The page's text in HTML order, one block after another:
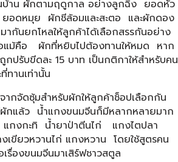
บ้าน ผักตามฤดูกาล อย่างลูกฉิ่ง ยอดหัว
ดหมุย ผักชีล้อมและสะตอ และผักดอง
กันยกโหลให้ลูกค้าได้เลือกสรรกันอย่าง
แม้คือ ผักที่หยิบไปต้องทานให้หมด หาก
ปรับขีดละ 15 บาท เป็นกติกาให้สำหรับคน
ทานเท่านั้น
ดซุ้มสำหรับผักให้ลูกค้าช็อปเลือกกัน
กแล้ว น้ำแกงขนมจีนก็มีหลากหลายมาก
กงกะทิ น้ำยาป่าตีนไก่ แกงไตปลา
ขียวหวานไก่ แกงหวาน โดยใช้สูตรคน
รื่องขนมจีนมาเสิร์ฟชาวสตูล